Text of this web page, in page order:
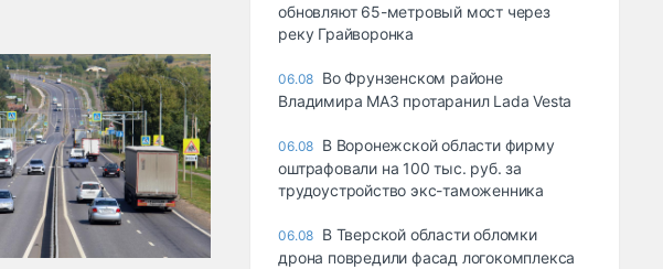
обновляют 65-метровый мост через
реку Грайворонка
06.08 Во Фрунзенском районе
Владимира МАЗ протаранил Lada Vesta
06.08 В Воронежской области фирму
оштрафовали на 100 тыс. руб. за
трудоустройство экс-таможенника
06.08 В Тверской области обломки
дрона повредили фасад логокомплекса